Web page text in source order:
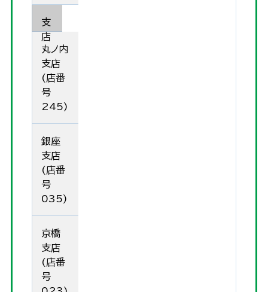
支
店
丸ノ内
支店
(店番
号
245)
銀座
支店
(店番
号
035)
京橋
支店
(店番
号